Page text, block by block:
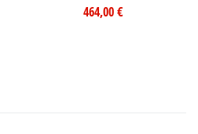
464,00 €